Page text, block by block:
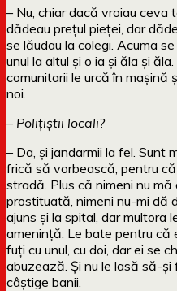
– Nu, chiar dacă vroiau ceva
dădeau prețul pieței, dar
se lăudau la colegi. Acuma
unul la altul și o ia și ăla și
comunitarii le urcă în mașină
noi.
– Polițiștii locali?
– Da, și jandarmii la fel. Sunt
frică să vorbească, pentru
stradă. Plus că nimeni nu
prostituată, nimeni nu-mi dă
ajuns și la spital, dar multora
amenință. Le bate pentru că
fuți cu unul, cu doi, dar ei se
abuzează. Și nu le lasă să-
câștige banii.